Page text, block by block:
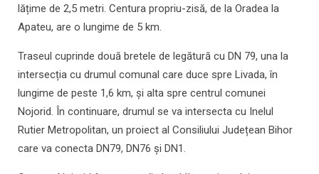
lățime de 2,5 metri. Centura propriu-zisă, de la Oradea la
Apateu, are o lungime de 5 km.
Traseul cuprinde două bretele de legătură cu DN 79, una la
intersecția cu drumul comunal care duce spre Livada, în
lungime de peste 1,6 km, și alta spre centrul comunei
Nojorid. În continuare, drumul se va intersecta cu Inelul
Rutier Metropolitan, un proiect al Consiliului Județean Bihor
care va conecta DN79, DN76 și DN1.